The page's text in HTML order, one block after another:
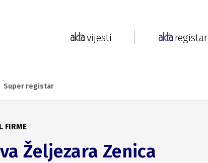
vijesti registar
Super registar
FIRME
Željezara Zenica